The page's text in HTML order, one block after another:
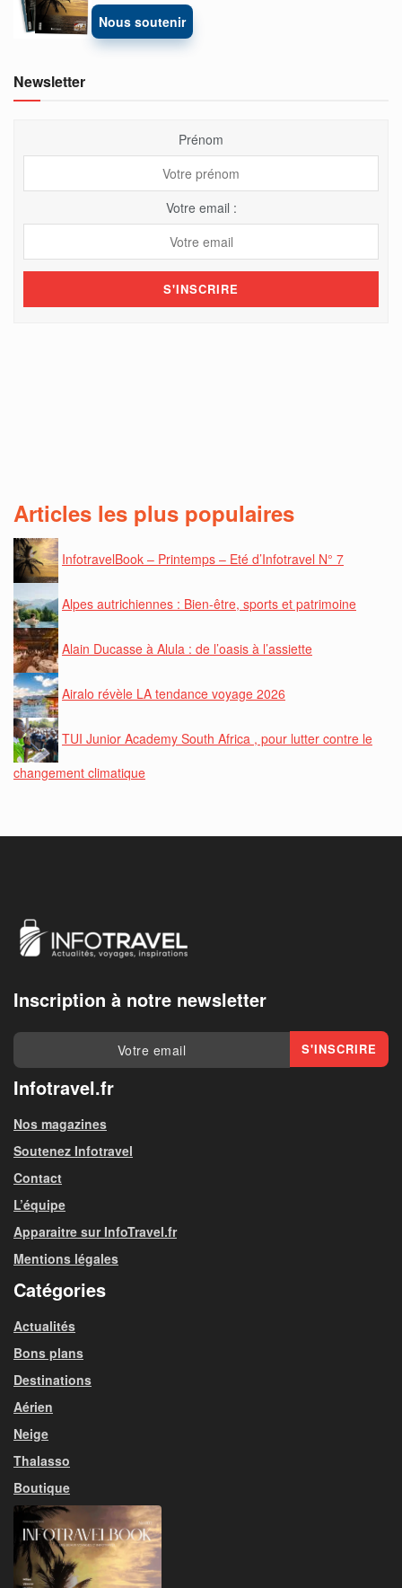
Nous soutenir
Newsletter
Prénom
Votre email :
Articles les plus populaires
InfotravelBook – Printemps – Eté d’Infotravel N° 7
Alpes autrichiennes : Bien-être, sports et patrimoine
Alain Ducasse à Alula : de l’oasis à l’assiette
Airalo révèle LA tendance voyage 2026
TUI Junior Academy South Africa , pour lutter contre le
changement climatique
Inscription à notre newsletter
Infotravel.fr
Nos magazines
Soutenez Infotravel
Contact
L’équipe
Apparaitre sur InfoTravel.fr
Mentions légales
Catégories
Actualités
Bons plans
Destinations
Aérien
Neige
Thalasso
Boutique